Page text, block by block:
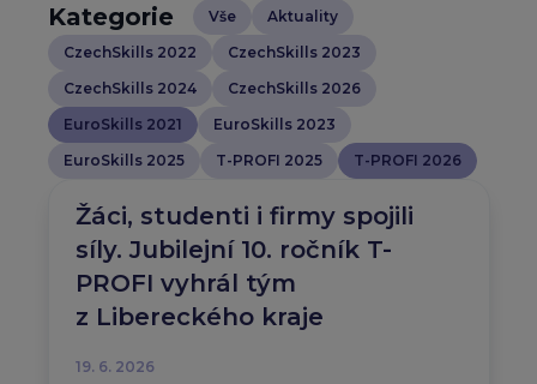
Kategorie Vše
Aktuality
CzechSkills 2022
CzechSkills 2023
CzechSkills 2024
CzechSkills 2026
EuroSkills 2021
EuroSkills 2023
EuroSkills 2025
T-PROFI 2025 T-PROFI 2026
Žáci, studenti i firmy spojili
síly. Jubilejní 10. ročník T-
PROFI vyhrál tým
z Libereckého kraje
19. 6. 2026